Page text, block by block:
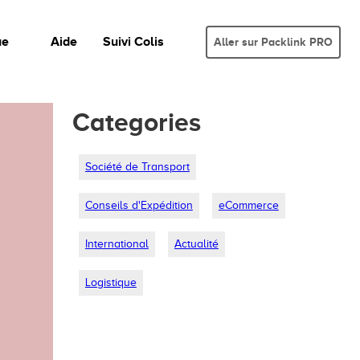
Aide Suivi Colis Aller sur Packlink PRO
Categories
Société de Transport
Conseils d'Expédition eCommerce
International Actualité
Logistique